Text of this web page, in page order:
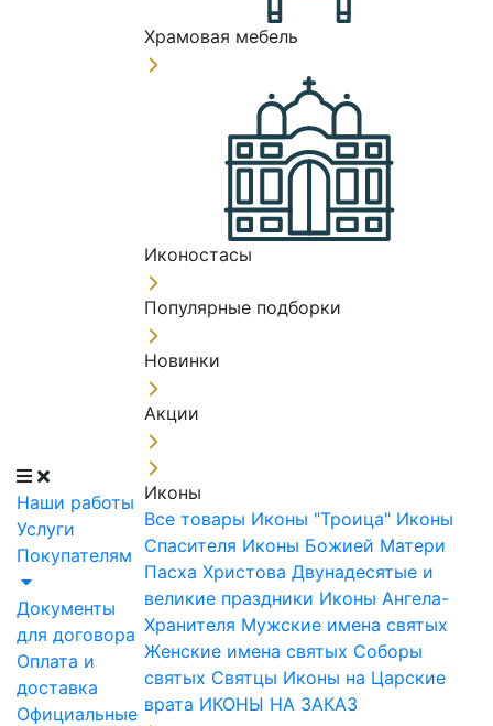
Наши работы
Услуги
Покупателям
Документы
для договора
Оплата и
доставка
Официальные
Храмовая мебель
Иконостасы
Популярные подборки
Новинки
Акции
Иконы
Все товары Иконы "Троица" Иконы
Спасителя Иконы Божией Матери
Пасха Христова Двунадесятые и
великие праздники Иконы Ангела-
Хранителя Мужские имена святых
Женские имена святых Соборы
святых Святцы Иконы на Царские
врата ИКОНЫ НА ЗАКАЗ